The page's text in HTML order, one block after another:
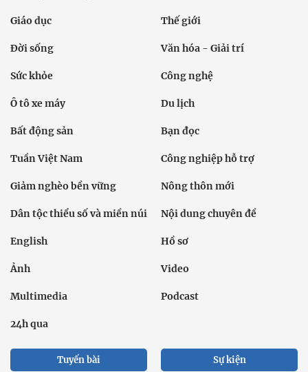
Giáo dục Thế giới
Đời sống Văn hóa - Giải trí
Sức khỏe Công nghệ
Ô tô xe máy Du lịch
Bất động sản Bạn đọc
Tuần Việt Nam Công nghiệp hỗ trợ
Giảm nghèo bền vững Nông thôn mới
Dân tộc thiểu số và miền núi Nội dung chuyên đề
English Hồ sơ
Ảnh Video
Multimedia Podcast
24h qua
Tuyến bài Sự kiện